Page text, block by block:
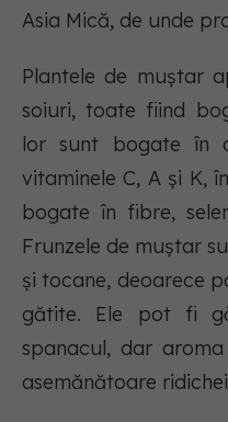
Asia Mică, de unde
Plantele de muștar
soiuri, toate fiind
lor sunt bogate în
vitaminele C, A și K,
bogate în fibre,
Frunzele de muștar
și tocane, deoarece
gătite. Ele pot fi
spanacul, dar
asemănătoare